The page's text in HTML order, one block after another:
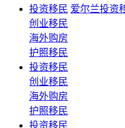
投资移民 爱尔兰投资
创业移民
海外购房
护照移民
投资移民
创业移民
海外购房
护照移民
投资移民